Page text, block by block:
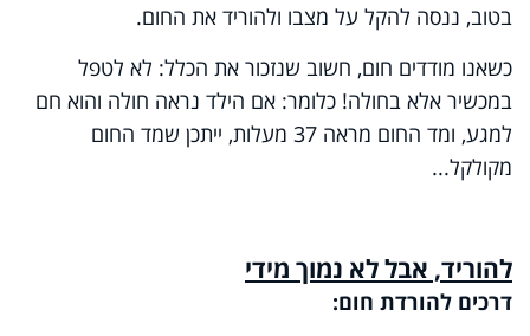
בטוב, ננסה להקל על מצבו ולהוריד את החום.
כשאנו מודדים חום, חשוב שנזכור את הכלל: לא לטפל
במכשיר אלא בחולה! כלומר: אם הילד נראה חולה והוא חם
למגע, ומד החום מראה 37 מעלות, ייתכן שמד החום
מקולקל...
להוריד, אבל לא נמוך מידי
דרכים להורדת חום: